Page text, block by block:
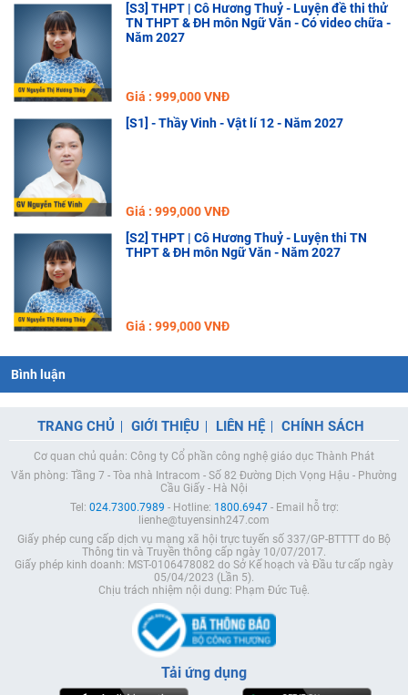
[S3] THPT | Cô Hương Thuỷ - Luyện đề thi thử
TN THPT & ĐH môn Ngữ Văn - Có video chữa -
Năm 2027
Giá : 999,000 VNĐ
[S1] - Thầy Vinh - Vật lí 12 - Năm 2027
Giá : 999,000 VNĐ
[S2] THPT | Cô Hương Thuỷ - Luyện thi TN
THPT & ĐH môn Ngữ Văn - Năm 2027
Giá : 999,000 VNĐ
Bình luận
TRANG CHỦ GIỚI THIỆU LIÊN HỆ CHÍNH SÁCH
Cơ quan chủ quản: Công ty Cổ phần công nghệ giáo dục Thành Phát
Văn phòng: Tầng 7 - Tòa nhà Intracom - Số 82 Đường Dịch Vọng Hậu - Phường
Cầu Giấy - Hà Nội
Tel: 024.7300.7989 - Hotline: 1800.6947- Email hỗ trợ:
lienhe@tuyensinh247.com
Giấy phép cung cấp dịch vụ mạng xã hội trực tuyến số 337/GP-BTTTT do Bộ
Thông tin và Truyền thông cấp ngày 10/07/2017.
Giấy phép kinh doanh: MST-0106478082 do Sở Kế hoạch và Đầu tư cấp ngày
05/04/2023 (Lần 5).
Chịu trách nhiệm nội dung: Phạm Đức Tuệ.
Tải ứng dụng